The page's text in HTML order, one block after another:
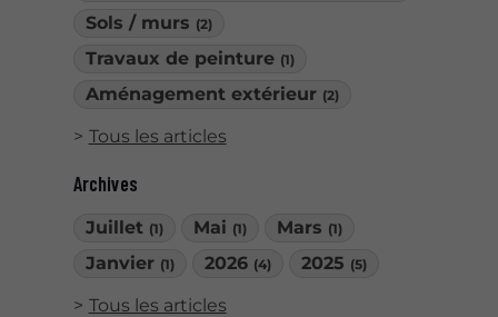
Sols / murs (2)
Travaux de peinture (1)
Aménagement extérieur (2)
Tous les articles
Archives
Juillet (1) Mai (1) Mars (1)
Janvier (1) 2026 (4) 2025 (5)
Tous les articles